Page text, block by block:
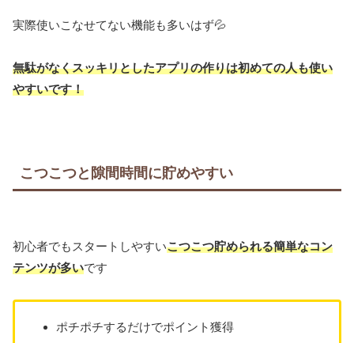
実際使いこなせてない機能も多いはず💦
無駄がなくスッキリとしたアプリの作りは初めての人も使い
やすいです！
こつこつと隙間時間に貯めやすい
初心者でもスタートしやすいこつこつ貯められる簡単なコン
テンツが多いです
ポチポチするだけでポイント獲得